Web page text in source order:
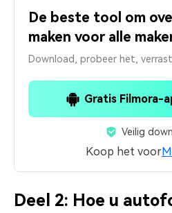
De beste tool om
maken voor alle
Download, probeer het,
Gratis Filmora-
Veilig
Koop het voor
Deel 2: Hoe u